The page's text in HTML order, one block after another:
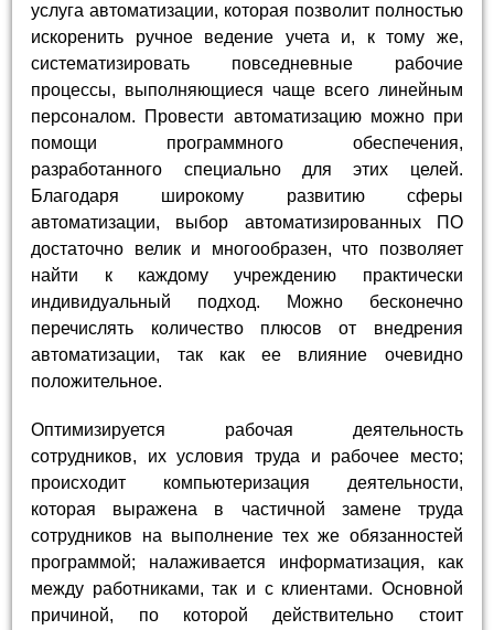
услуга автоматизации, которая позволит полностью
искоренить ручное ведение учета и, к тому же,
систематизировать повседневные рабочие
процессы, выполняющиеся чаще всего линейным
персоналом. Провести автоматизацию можно при
помощи программного обеспечения,
разработанного специально для этих целей.
Благодаря широкому развитию сферы
автоматизации, выбор автоматизированных ПО
достаточно велик и многообразен, что позволяет
найти к каждому учреждению практически
индивидуальный подход. Можно бесконечно
перечислять количество плюсов от внедрения
автоматизации, так как ее влияние очевидно
положительное.
Оптимизируется рабочая деятельность
сотрудников, их условия труда и рабочее место;
происходит компьютеризация деятельности,
которая выражена в частичной замене труда
сотрудников на выполнение тех же обязанностей
программой; налаживается информатизация, как
между работниками, так и с клиентами. Основной
причиной, по которой действительно стоит